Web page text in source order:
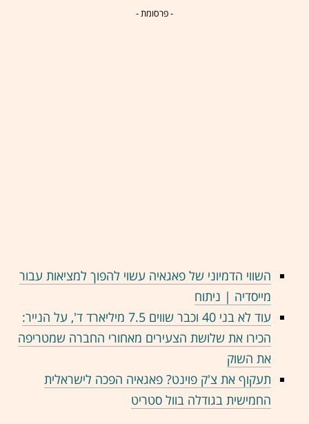
- פרסומת -
השווי הדמיוני של פאגאיה עשוי להפוך למציאות עבור
מייסדיה | ניתוח
עוד לא בני 40 וכבר שווים 7.5 מיליארד ד', על הנייר:
הכירו את שלושת הצעירים מאחורי החברה שמטריפה
את השוק
תעקוף את צ'ק פוינט? פאגאיה הפכה לישראלית
החמישית בגודלה בוול סטריט